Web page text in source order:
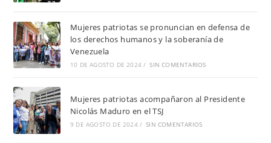
Mujeres patriotas se pronuncian en defensa de
los derechos humanos y la soberanía de
Venezuela
10 DE AGOSTO DE 2024 / SIN COMENTARIOS
Mujeres patriotas acompañaron al Presidente
Nicolás Maduro en el TSJ
9 DE AGOSTO DE 2024 / SIN COMENTARIOS